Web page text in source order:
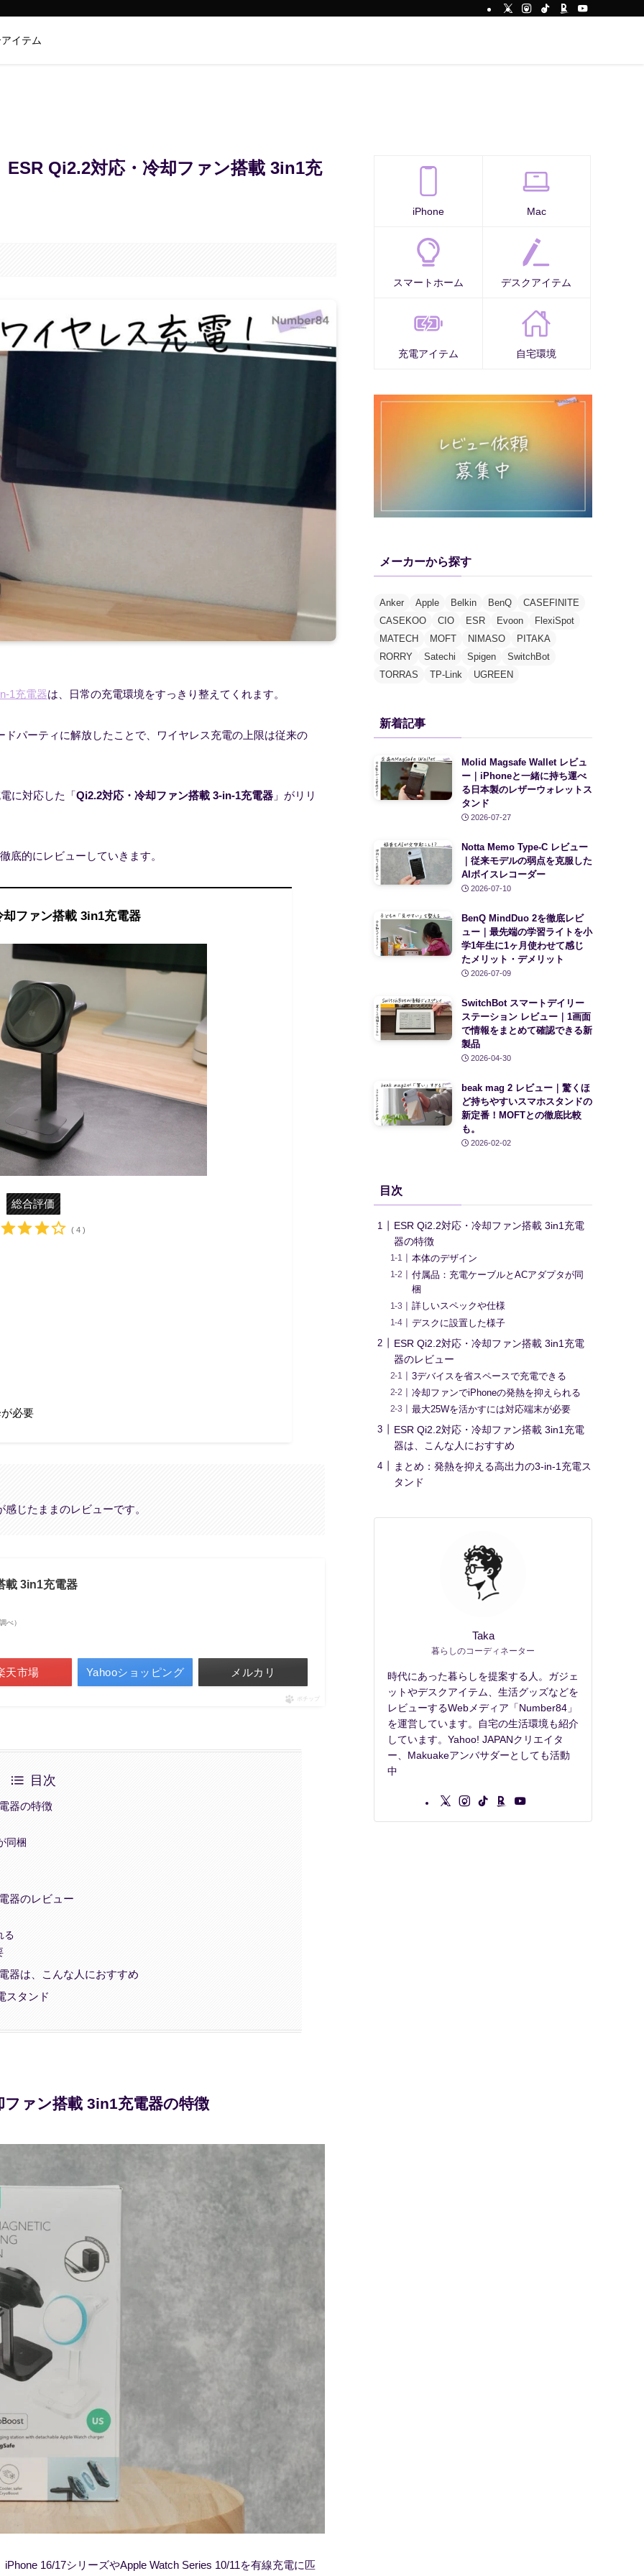
イテム
ESR Qi2.2対応・冷却ファン搭載 3in1充
1充電器は、日常の充電環境をすっきり整えてくれます。
パーティに解放したことで、ワイヤレス充電の上限は従来の
に対応した「Qi2.2対応・冷却ファン搭載 3-in-1充電器 」がリリ
底的にレビューしていきます。
ファン搭載 3in1充電器
総合評価
( 4 )
必要
じたままのレビューです。
載 3in1充電器
べ）
天市場 Yahooショッピング メルカリ
ポチップ
目次
器の特徴
同梱
器のレビュー
る
器は、こんな人におすすめ
スタンド
ファン搭載 3in1充電器の特徴
16/17シリーズやApple Watch Series 10/11を有線充電に匹
iPhone Mac
スマートホーム デスクアイテム
充電アイテム 自宅環境
メーカーから探す
Anker Apple Belkin BenQ
CASEFINITE
CASEKOO
CIO ESR Evoon
FlexiSpot
MATECH
MOFT NIMASO
PITAKA
RORRY
Satechi Spigen
SwitchBot
TORRAS
TP-Link UGREEN
新着記事
Molid Magsafe Wallet レビュ
ー｜iPhoneと一緒に持ち運べ
る日本製のレザーウォレットス
タンド
2026-07-27
Notta Memo Type-C レビュー
｜従来モデルの弱点を克服した
AIボイスレコーダー
2026-07-10
BenQ MindDuo 2を徹底レビ
ュー｜最先端の学習ライトを小
学1年生に1ヶ月使わせて感じ
たメリット・デメリット
2026-07-09
SwitchBot スマートデイリー
ステーション レビュー｜1画面
で情報をまとめて確認できる新
製品
2026-04-30
beak mag 2 レビュー｜驚くほ
ど持ちやすいスマホスタンドの
新定番！MOFTとの徹底比較
も。
2026-02-02
目次
ESR Qi2.2対応・冷却ファン搭載 3in1充電
器の特徴
本体のデザイン
付属品：充電ケーブルとACアダプタが同
梱
詳しいスペックや仕様
デスクに設置した様子
ESR Qi2.2対応・冷却ファン搭載 3in1充電
器のレビュー
3デバイスを省スペースで充電できる
冷却ファンでiPhoneの発熱を抑えられる
最大25Wを活かすには対応端末が必要
ESR Qi2.2対応・冷却ファン搭載 3in1充電
器は、こんな人におすすめ
まとめ：発熱を抑える高出力の3-in-1充電ス
タンド
Taka
暮らしのコーディネーター
時代にあった暮らしを提案する人。ガジェ
ットやデスクアイテム、生活グッズなどを
レビューするWebメディア「Number84」
を運営しています。自宅の生活環境も紹介
しています。Yahoo! JAPANクリエイタ
ー、Makuakeアンバサダーとしても活動
中